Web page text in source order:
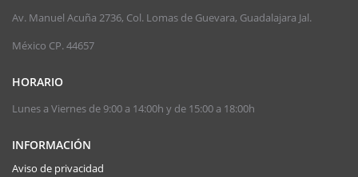
Av. Manuel Acuña 2736, Col. Lomas de Guevara, Guadalajara Jal.
México CP. 44657
HORARIO
Lunes a Viernes de 9:00 a 14:00h y de 15:00 a 18:00h
INFORMACIÓN
Aviso de privacidad